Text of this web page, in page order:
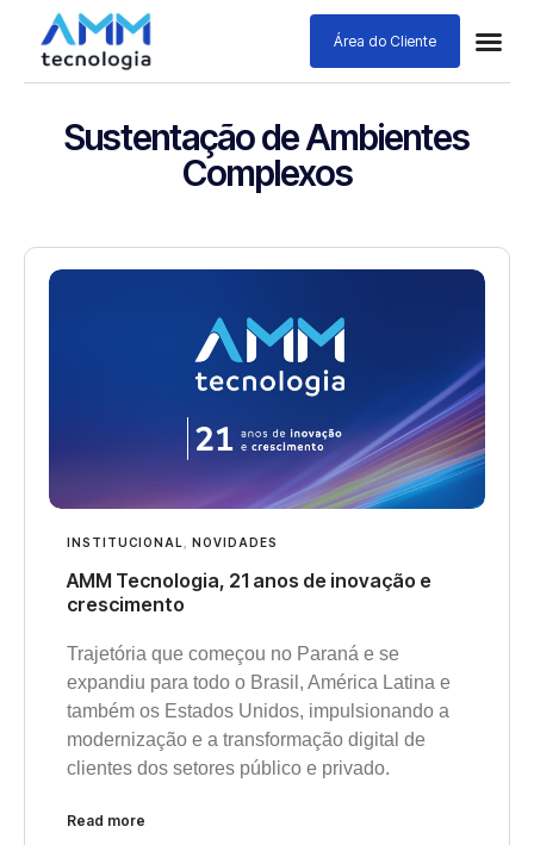
Área do Cliente
Sustentação de Ambientes
Complexos
INSTITUCIONAL NOVIDADES
AMM Tecnologia, 21 anos de inovação e
crescimento
Trajetória que começou no Paraná e se
expandiu para todo o Brasil, América Latina e
também os Estados Unidos, impulsionando a
modernização e a transformação digital de
clientes dos setores público e privado.
Read more